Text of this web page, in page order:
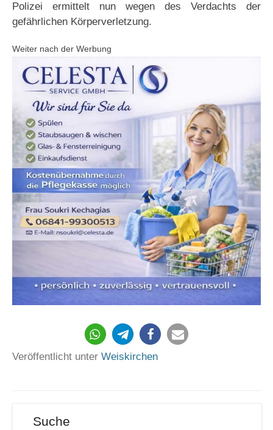
Polizei ermittelt nun wegen des Verdachts der
gefährlichen Körperverletzung.
Weiter nach der Werbung
Veröffentlicht unter Weiskirchen
Suche